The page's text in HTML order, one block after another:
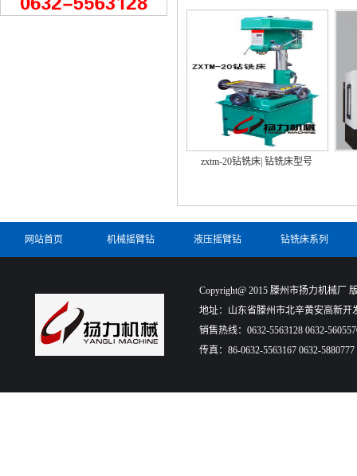
zxtm-20钻铣床| 钻铣床型号
网站首页 机械摇臂钻 液压摇臂钻 钻铣床系列
Copyright@ 2015 滕州市扬力机械厂
地址：山东省滕州市北辛黄安高新开
销售热线：0632-5563128 0632-
传真：86-0632-5563167 0632-